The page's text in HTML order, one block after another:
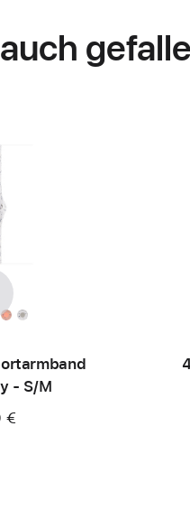
- S/M
€